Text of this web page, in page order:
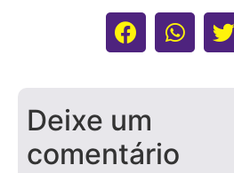
Deixe um
comentário